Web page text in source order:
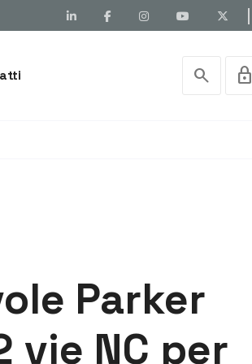
search lock
Parker
vie NC per